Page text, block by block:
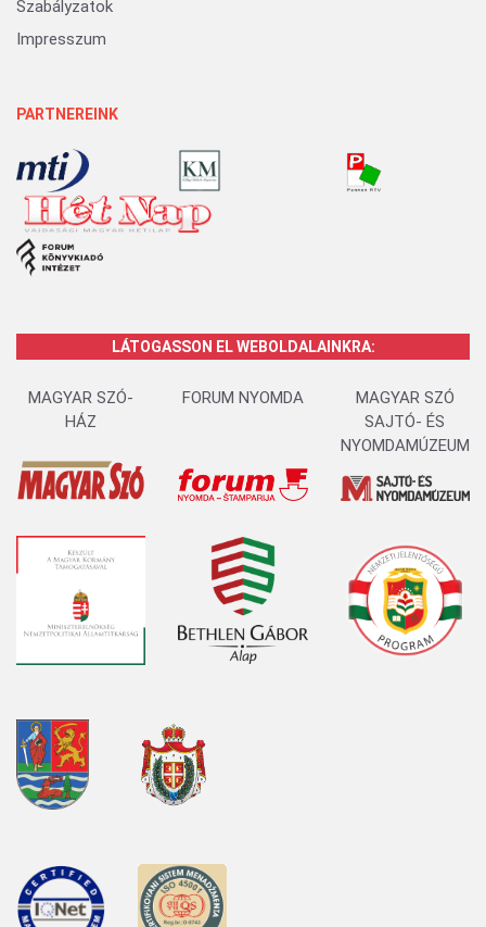
Szabályzatok
Impresszum
PARTNEREINK
LÁTOGASSON EL WEBOLDALAINKRA:
MAGYAR SZÓ-
HÁZ
FORUM NYOMDA
MAGYAR SZÓ
SAJTÓ- ÉS
NYOMDAMÚZEUM